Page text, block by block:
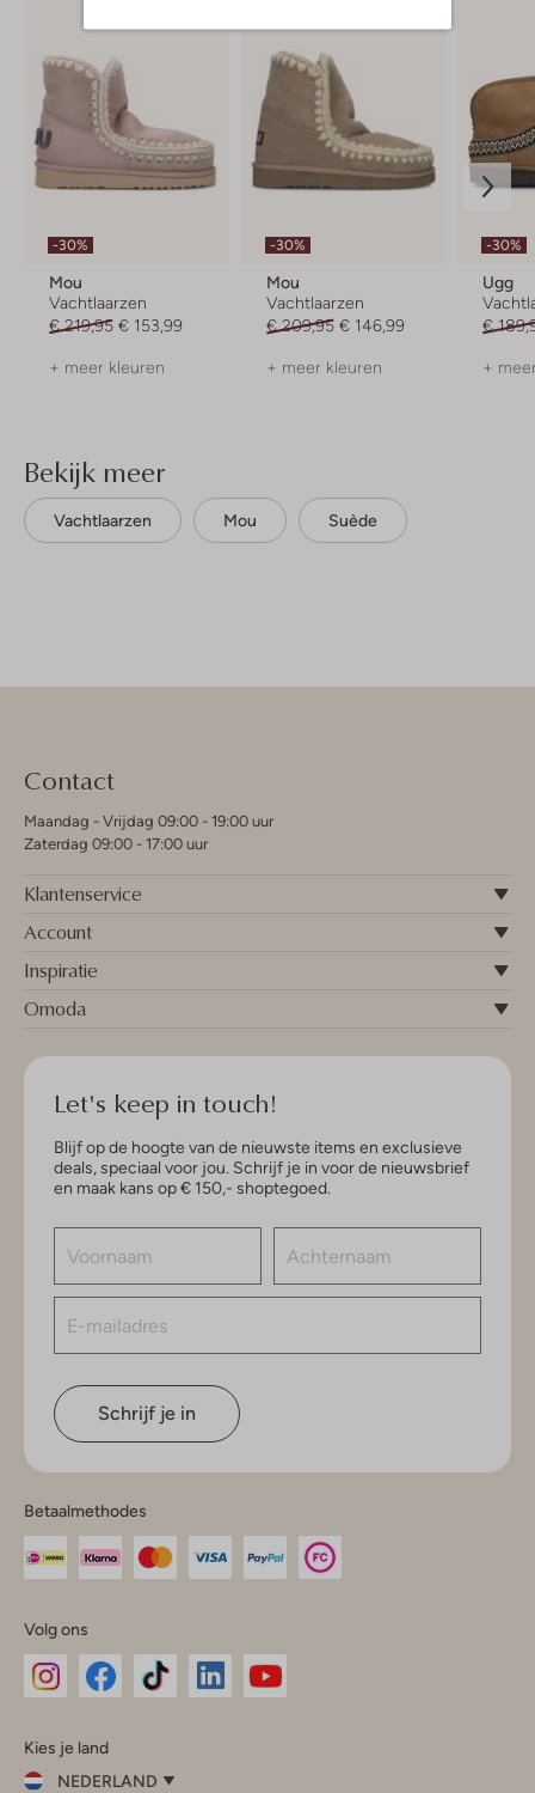
-30%
Mou
Vachtlaarzen
€ 219,95 € 153,99
+ meer kleuren
-30%
Mou
Vachtlaarzen
€ 209,95 € 146,99
+ meer kleuren
-30%
Ugg
€
+
Bekijk meer
Vachtlaarzen Mou Suède
Contact
Maandag - Vrijdag 09:00 - 19:00 uur
Zaterdag 09:00 - 17:00 uur
Klantenservice
Account
Inspiratie
Omoda
Let's keep in touch!
Blijf op de hoogte van de nieuwste items en exclusieve
deals, speciaal voor jou. Schrijf je in voor de nieuwsbrief
en maak kans op € 150,- shoptegoed.
Schrijf je in
Betaalmethodes
Volg ons
InstagramFacebook
Kies je land
NEDERLAND